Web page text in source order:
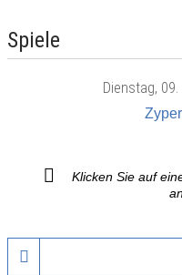
Spiele
Dienstag,
Klicken Sie auf